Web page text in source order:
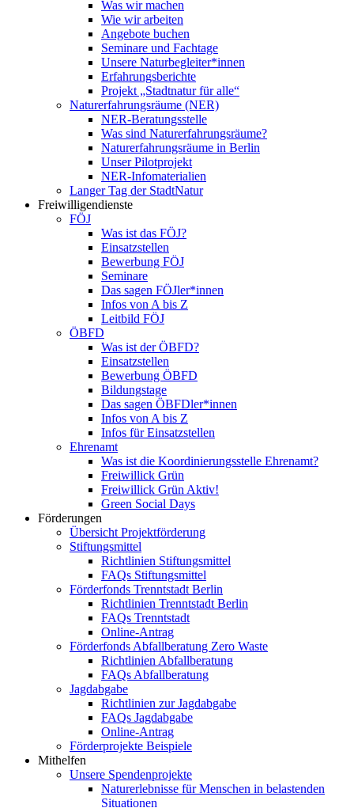
Was wir machen
Wie wir arbeiten
Angebote buchen
Seminare und Fachtage
Unsere Naturbegleiter*innen
Erfahrungsberichte
Projekt „Stadtnatur für alle“
Naturerfahrungsräume (NER)
NER-Beratungsstelle
Was sind Naturerfahrungsräume?
Naturerfahrungsräume in Berlin
Unser Pilotprojekt
NER-Infomaterialien
Langer Tag der StadtNatur
Freiwilligendienste
FÖJ
Was ist das FÖJ?
Einsatzstellen
Bewerbung FÖJ
Seminare
Das sagen FÖJler*innen
Infos von A bis Z
Leitbild FÖJ
ÖBFD
Was ist der ÖBFD?
Einsatzstellen
Bewerbung ÖBFD
Bildungstage
Das sagen ÖBFDler*innen
Infos von A bis Z
Infos für Einsatzstellen
Ehrenamt
Was ist die Koordinierungsstelle Ehrenamt?
Freiwillick Grün
Freiwillick Grün Aktiv!
Green Social Days
Förderungen
Übersicht Projektförderung
Stiftungsmittel
Richtlinien Stiftungsmittel
FAQs Stiftungsmittel
Förderfonds Trenntstadt Berlin
Richtlinien Trenntstadt Berlin
FAQs Trenntstadt
Online-Antrag
Förderfonds Abfallberatung Zero Waste
Richtlinien Abfallberatung
FAQs Abfallberatung
Jagdabgabe
Richtlinien zur Jagdabgabe
FAQs Jagdabgabe
Online-Antrag
Förderprojekte Beispiele
Mithelfen
Unsere Spendenprojekte
Naturerlebnisse für Menschen in belastenden
Situationen